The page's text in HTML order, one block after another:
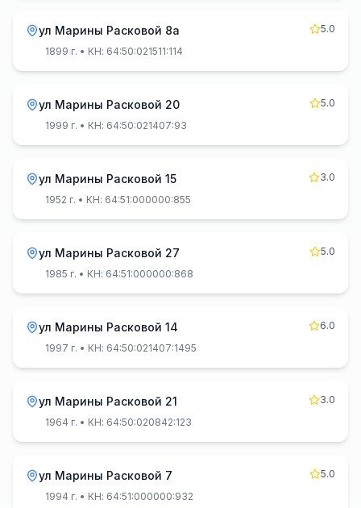
ул Марины Расковой 8а
5.0
1899 г. • КН: 64:50:021511:114
ул Марины Расковой 20
5.0
1999 г. • КН: 64:50:021407:93
ул Марины Расковой 15
3.0
1952 г. • КН: 64:51:000000:855
ул Марины Расковой 27
5.0
1985 г. • КН: 64:51:000000:868
ул Марины Расковой 14
6.0
1997 г. • КН: 64:50:021407:1495
ул Марины Расковой 21
3.0
1964 г. • КН: 64:50:020842:123
ул Марины Расковой 7
5.0
1994 г. • КН: 64:51:000000:932